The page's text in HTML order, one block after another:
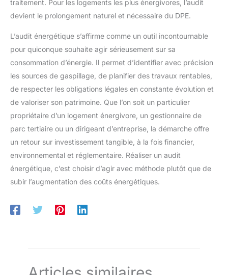
traitement. Pour les logements les plus énergivores, l’audit
devient le prolongement naturel et nécessaire du DPE.
L’audit énergétique s’affirme comme un outil incontournable
pour quiconque souhaite agir sérieusement sur sa
consommation d’énergie. Il permet d’identifier avec précision
les sources de gaspillage, de planifier des travaux rentables,
de respecter les obligations légales en constante évolution et
de valoriser son patrimoine. Que l’on soit un particulier
propriétaire d’un logement énergivore, un gestionnaire de
parc tertiaire ou un dirigeant d’entreprise, la démarche offre
un retour sur investissement tangible, à la fois financier,
environnemental et réglementaire. Réaliser un audit
énergétique, c’est choisir d’agir avec méthode plutôt que de
subir l’augmentation des coûts énergétiques.